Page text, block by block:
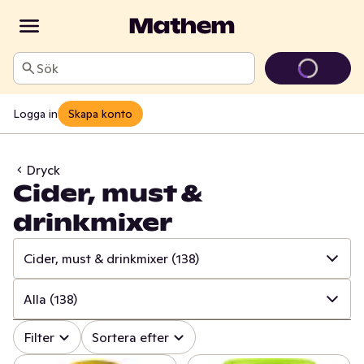
Sök
Logga in Skapa konto
Dryck
Cider, must &
drinkmixer
Cider, must & drinkmixer (138)
✓ Alla (1138)
✓ (144)
Alla (138)
✓ Alla (138)
Filter Sortera efter